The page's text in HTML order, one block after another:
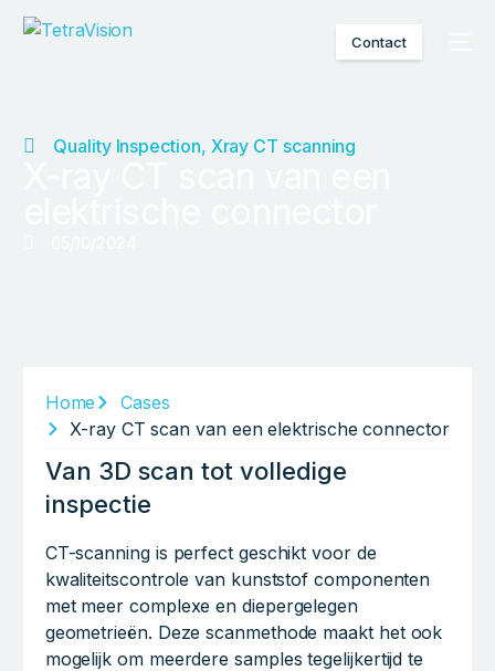
Contact
Quality Inspection, Xray CT scanning
Home
Cases
X-ray CT scan van een elektrische connector
Van 3D scan tot volledige
inspectie
CT-scanning is perfect geschikt voor de
kwaliteitscontrole van kunststof componenten
met meer complexe en diepergelegen
geometrieën. Deze scanmethode maakt het ook
mogelijk om meerdere samples tegelijkertijd te